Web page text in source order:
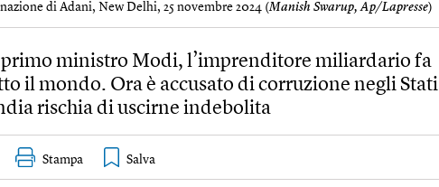
di Adani, New Delhi, 25 novembre 2024 (Manish Swarup, Ap/Lapresse)
ministro Modi, l’imprenditore miliardario fa
il mondo. Ora è accusato di corruzione negli Stati
rischia di uscirne indebolita
Stampa